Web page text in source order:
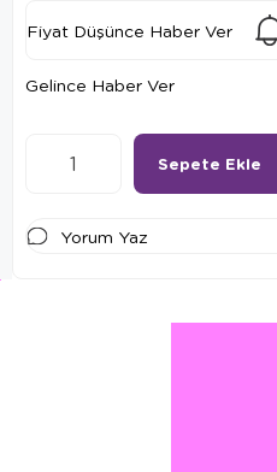
Fiyat Düşünce Haber Ver
Gelince Haber Ver
Yorum Yaz